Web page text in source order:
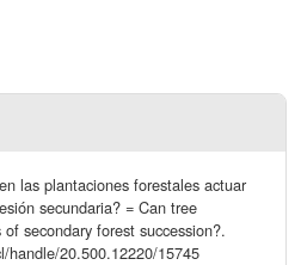
las plantaciones forestales actuar
secundaria? = Can tree
secondary forest succession?.
handle/20.500.12220/15745